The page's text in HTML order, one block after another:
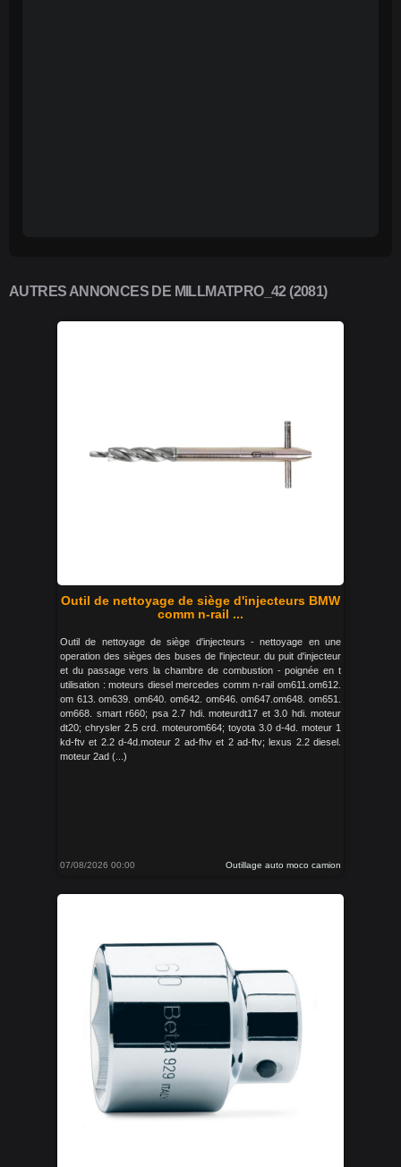
AUTRES ANNONCES DE MILLMATPRO_42 (2081)
Outil de nettoyage de siège d'injecteurs BMW
comm n-rail ...
Outil de nettoyage de siège d'injecteurs - nettoyage en une
operation des sièges des buses de l'injecteur. du puit d'injecteur
et du passage vers la chambre de combustion - poignée en t
utilisation : moteurs diesel mercedes comm n-rail om611.om612.
om 613. om639. om640. om642. om646. om647.om648. om651.
om668. smart r660; psa 2.7 hdi. moteurdt17 et 3.0 hdi. moteur
dt20; chrysler 2.5 crd. moteurom664; toyota 3.0 d-4d. moteur 1
kd-ftv et 2.2 d-4d.moteur 2 ad-fhv et 2 ad-ftv; lexus 2.2 diesel.
moteur 2ad (...)
07/08/2026 00:00 Outillage auto moco camion